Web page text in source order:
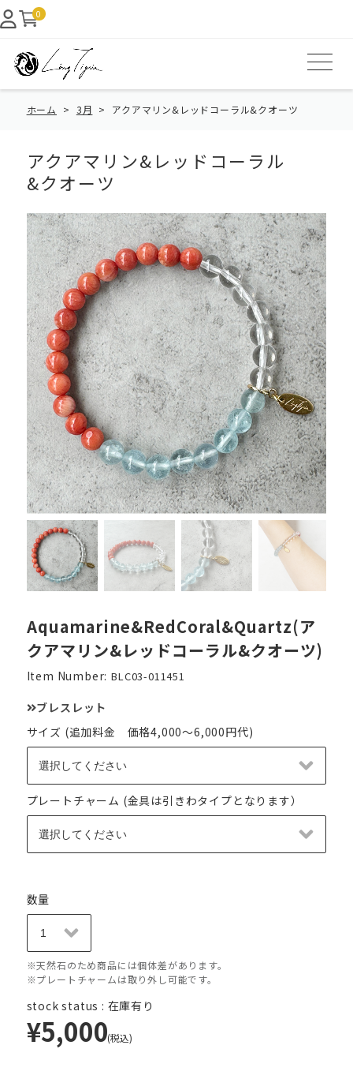
0
ホーム 3月 アクアマリン&レッドコーラル&クオーツ
アクアマリン&レッドコーラル
&クオーツ
Aquamarine&RedCoral&Quartz(ア
クアマリン&レッドコーラル&クオーツ)
Item Number: BLC03-011451
ブレスレット
サイズ (追加料金 価格4,000～6,000円代)
プレートチャーム (金具は引きわタイプとなります）
数量
※天然石のため商品には個体差があります。
※プレートチャームは取り外し可能です。
stock status : 在庫有り
¥5,000(税込)